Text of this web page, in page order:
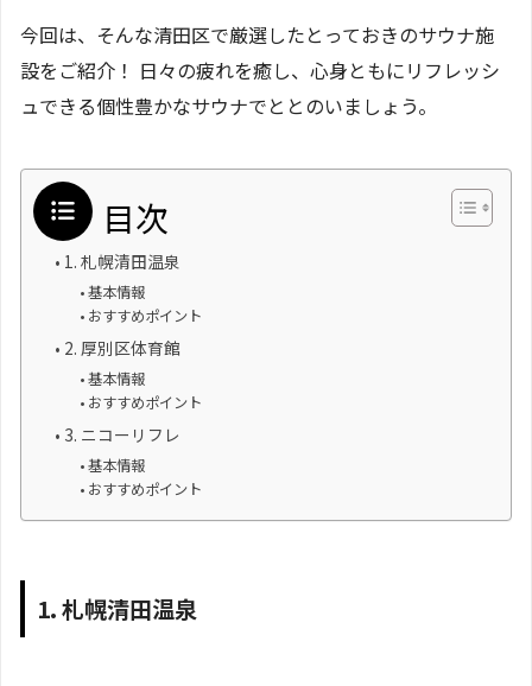
今回は、そんな清田区で厳選したとっておきのサウナ施
設をご紹介！ 日々の疲れを癒し、心身ともにリフレッシ
ュできる個性豊かなサウナでととのいましょう。
目次
1. 札幌清田温泉
基本情報
おすすめポイント
2. 厚別区体育館
基本情報
おすすめポイント
3. ニコーリフレ
基本情報
おすすめポイント
1. 札幌清田温泉